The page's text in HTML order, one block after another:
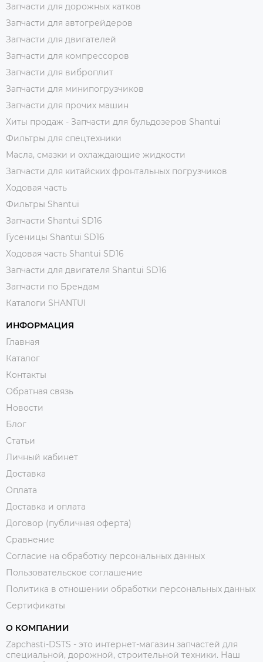
Запчасти для дорожных катков
Запчасти для автогрейдеров
Запчасти для двигателей
Запчасти для компрессоров
Запчасти для виброплит
Запчасти для минипогрузчиков
Запчасти для прочих машин
Хиты продаж - Запчасти для бульдозеров Shantui
Фильтры для спецтехники
Масла, смазки и охлаждающие жидкости
Запчасти для китайских фронтальных погрузчиков
Ходовая часть
Фильтры Shantui
Запчасти Shantui SD16
Гусеницы Shantui SD16
Ходовая часть Shantui SD16
Запчасти для двигателя Shantui SD16
Запчасти по Брендам
Каталоги SHANTUI
ИНФОРМАЦИЯ
Главная
Каталог
Контакты
Обратная связь
Новости
Блог
Статьи
Личный кабинет
Доставка
Оплата
Доставка и оплата
Договор (публичная оферта)
Сравнение
Согласие на обработку персональных данных
Пользовательское соглашение
Политика в отношении обработки персональных данных
Сертификаты
О КОМПАНИИ
Zapchasti-DSTS - это интернет-магазин запчастей для
специальной, дорожной, строительной техники. Наш